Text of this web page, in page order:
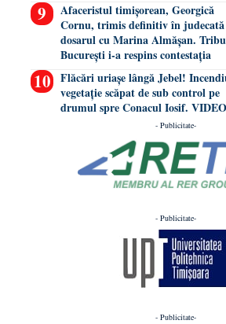
Afaceristul timișorean, Georgică
Cornu, trimis definitiv în
dosarul cu Marina Almășan.
București i-a respins contestația
Flăcări uriașe lângă Jebel!
vegetație scăpat de sub control pe
drumul spre Conacul Iosif. VIDEO
- Publicitate-
- Publicitate-
- Publicitate-